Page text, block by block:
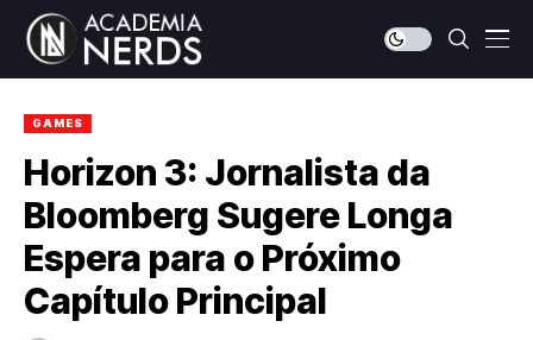
GAMES
Horizon 3: Jornalista da
Bloomberg Sugere Longa
Espera para o Próximo
Capítulo Principal